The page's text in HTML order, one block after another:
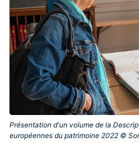
Présentation d'un volume de la
européennes du patrimoine 2022 ©